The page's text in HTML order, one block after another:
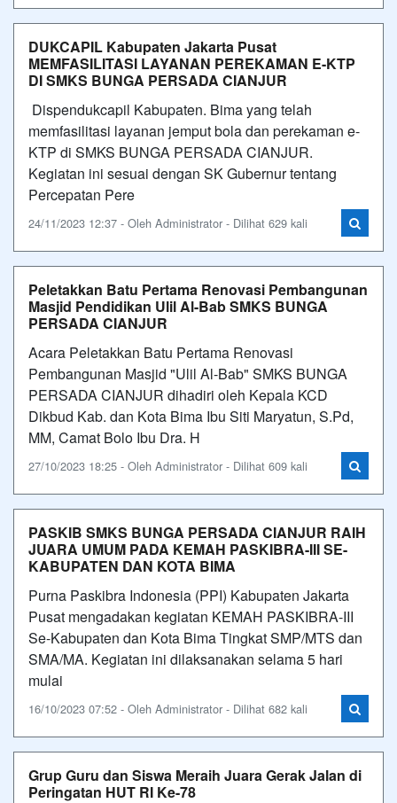
DUKCAPIL Kabupaten Jakarta Pusat
MEMFASILITASI LAYANAN PEREKAMAN E-KTP
DI SMKS BUNGA PERSADA CIANJUR
Dispendukcapil Kabupaten. Bima yang telah
memfasilitasi layanan jemput bola dan perekaman e-
KTP di SMKS BUNGA PERSADA CIANJUR.
Kegiatan ini sesuai dengan SK Gubernur tentang
Percepatan Pere
24/11/2023 12:37 - Oleh Administrator - Dilihat 629 kali
Peletakkan Batu Pertama Renovasi Pembangunan
Masjid Pendidikan Ulil Al-Bab SMKS BUNGA
PERSADA CIANJUR
Acara Peletakkan Batu Pertama Renovasi
Pembangunan Masjid "Ulil Al-Bab" SMKS BUNGA
PERSADA CIANJUR dihadiri oleh Kepala KCD
Dikbud Kab. dan Kota Bima Ibu Siti Maryatun, S.Pd,
MM, Camat Bolo Ibu Dra. H
27/10/2023 18:25 - Oleh Administrator - Dilihat 609 kali
PASKIB SMKS BUNGA PERSADA CIANJUR RAIH
JUARA UMUM PADA KEMAH PASKIBRA-III SE-
KABUPATEN DAN KOTA BIMA
Purna Paskibra Indonesia (PPI) Kabupaten Jakarta
Pusat mengadakan kegiatan KEMAH PASKIBRA-III
Se-Kabupaten dan Kota Bima Tingkat SMP/MTS dan
SMA/MA. Kegiatan ini dilaksanakan selama 5 hari
mulai
16/10/2023 07:52 - Oleh Administrator - Dilihat 682 kali
Grup Guru dan Siswa Meraih Juara Gerak Jalan di
Peringatan HUT RI Ke-78